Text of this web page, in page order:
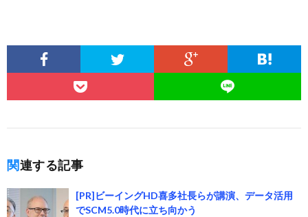
関連する記事
[PR]ビーイングHD喜多社長らが講演、データ活用
でSCM5.0時代に立ち向かう